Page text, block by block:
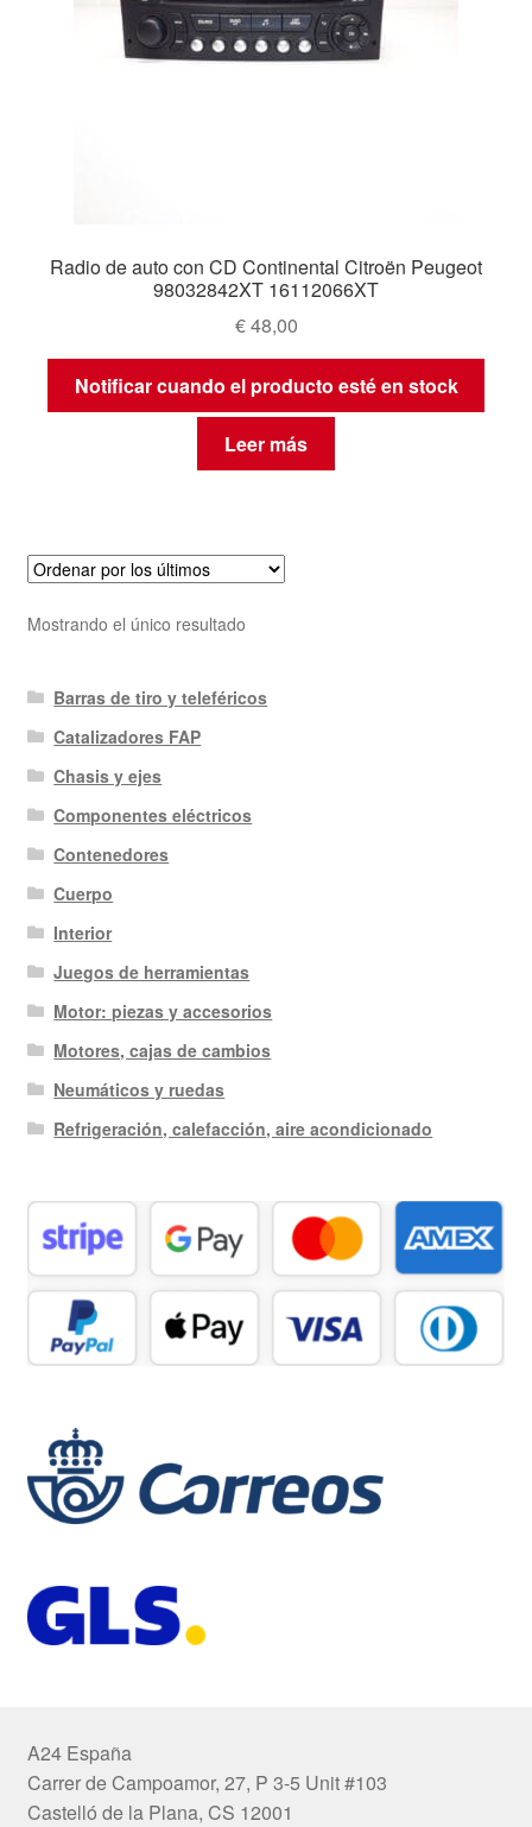
Radio de auto con CD Continental Citroën Peugeot
98032842XT 16112066XT
€48,00
Notificar cuando el producto esté en stock
Leer más
Mostrando el único resultado
Barras de tiro y teleféricos
Catalizadores FAP
Chasis y ejes
Componentes eléctricos
Contenedores
Cuerpo
Interior
Juegos de herramientas
Motor: piezas y accesorios
Motores, cajas de cambios
Neumáticos y ruedas
Refrigeración, calefacción, aire acondicionado
A24 España
Carrer de Campoamor, 27, P 3-5 Unit #103
Castelló de la Plana, CS 12001